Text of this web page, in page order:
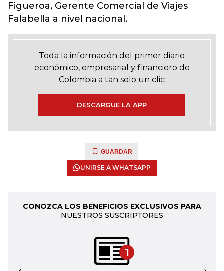
Figueroa, Gerente Comercial de Viajes
Falabella a nivel nacional.
Toda la información del primer diario
económico, empresarial y financiero de
Colombia a tan solo un clic
DESCARGUE LA APP
GUARDAR
UNIRSE A WHATSAPP
CONOZCA LOS BENEFICIOS EXCLUSIVOS PARA
NUESTROS SUSCRIPTORES
1